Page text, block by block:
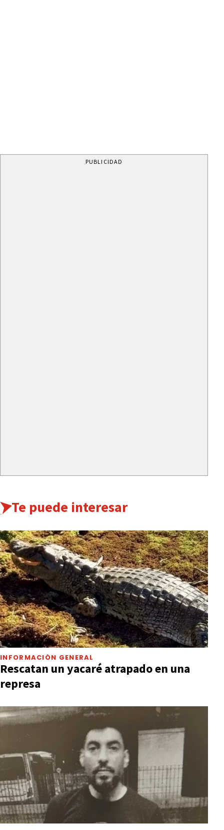
PUBLICIDAD
Te puede interesar
INFORMACIÓN GENERAL
Rescatan un yacaré atrapado en una
represa